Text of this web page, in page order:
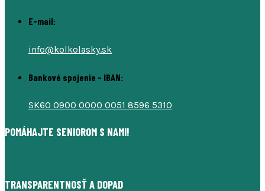
E-mail:
info@kolkolasky.sk
Bankové spojenie - IBAN:
SK60 0900 0000 0051 8596 5310
POMÁHAJTE SENIOROM S NAMI!
TRANSPARENTNOSŤ A DOPAD